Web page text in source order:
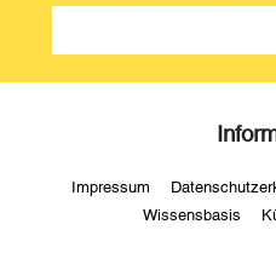
newsletter
Impressum
Wissensbasis